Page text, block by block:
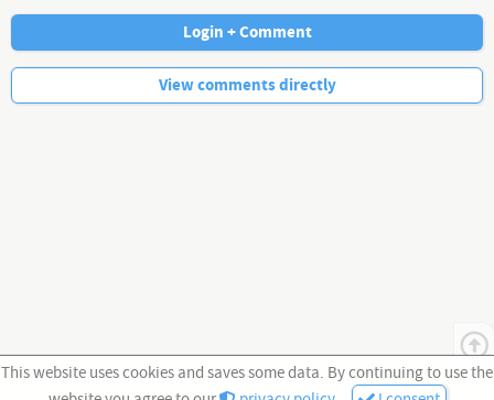
This website uses cookies and saves some data. By continuing to use the
No more comments.
Login + Comment
View comments directly